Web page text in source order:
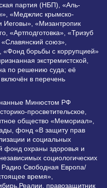
партия (НБП), «Аль-
«Меджлис крымско-
Иеговы», «Мизантропик
«Артподготовка», «Тризуб
союз»,
«Фонд борьбы с коррупцией»
экстремистской,
по решению суда; её
в перечень
Минюстом РФ
просветительское,
общество «Мемориал»,
фонд «В защиту прав
и социальных
фонд охраны здоровья и
социологических
Свободная Европа/
время»,
правозащитник